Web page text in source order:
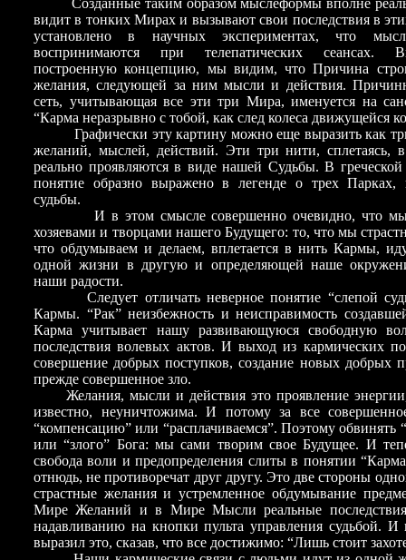
Созданные таким образом мыслеформы вполне
видит в тонких Мирах и вызывают свои последствия в
установлено в научных экспериментах, что
воспринимаются при телепатических сеансах.
построенную концепцию, мы видим, что Причина
желания, следующей за ним мысли и действия.
сеть, учитывающая все эти три Мира, именуется на
“Карма неразрывно с тобой, как след колеса движущейся
Графически эту картину можно еще выразить как
желаний, мыслей, действий. Эти три нити, сплетаясь,
реально проявляются в виде нашей Судьбы. В
понятие образно выражено в легенде о трех Парках,
судьбы.
И в этом смысле совершенно очевидно, что мы
хозяевами и творцами нашего Будущего: то, что мы
что обдумываем и делаем, вплетается в нить Кармы,
одной жизни в другую и определяющей наше
наши радости.
Следует отличать неверное понятие “слепой
Кармы. “Рак” неизбежность и неисправимость
Карма учитывает нашу развивающуюся свободную
последствия волевых актов. И выход из кармических
совершение добрых поступков, создание новых добрых
прежде совершенное зло.
Желания, мысли и действия это проявление энергии,
известно, неуничтожима. И потому за все
“компенсацию” или “расплачиваемся”. Поэтому обвинять
или “злого” Бога: мы сами творим свое Будущее. И
свобода воли и предопределения слиты в понятии
отнюдь, не противоречат друг другу. Это две стороны
страстные желания и устремленное обдумывание
Мире Желаний и в Мире Мысли реальные
надавливанию на кнопки пульта управления судьбой. И
выразил это, сказав, что все достижимо: “Лишь стоит